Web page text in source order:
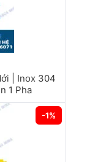
| Inox 304
1 Pha
-1%